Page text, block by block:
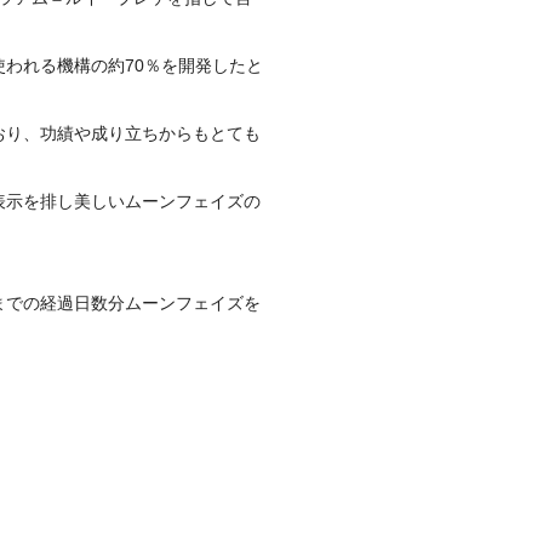
れる機構の約70％を開発したと
、 功績や成り立ちからもとても
示を排し美しいムーンフェイズの
の経過日数分ムーンフェイズを